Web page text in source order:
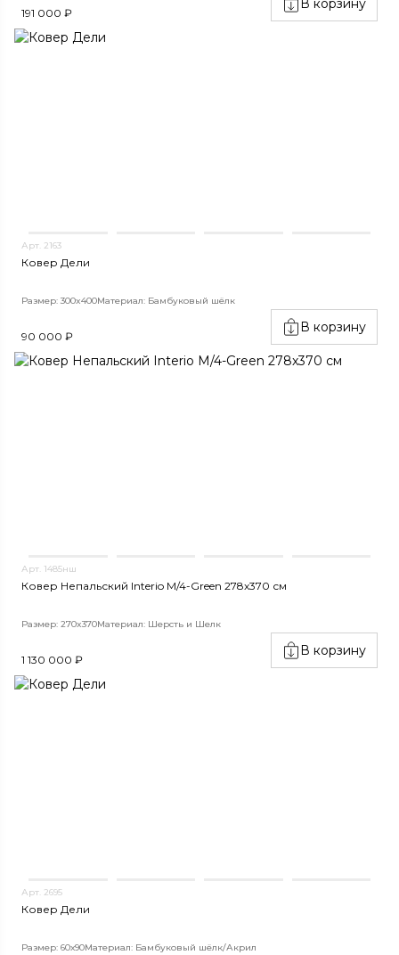
191 000 ₽
Арт. 2163
Ковер Дели
Размер: 300x400Материал: Бамбуковый шёлк
90 000 ₽
В корзину
Арт. 1485нш
Ковер Непальский Interio M/4-Green 278x370 см
Размер: 270x370Материал: Шерсть и Шелк
1 130 000 ₽
В корзину
Арт. 2695
Ковер Дели
Размер: 60х90Материал: Бамбуковый шёлк/Акрил